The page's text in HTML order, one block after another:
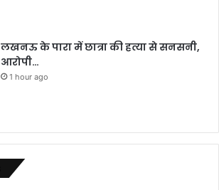
लखनऊ के पारा में छात्रा की हत्या से सनसनी,
आरोपी…
1 hour ago